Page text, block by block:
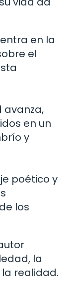
en la
el
avanza,
en un
y
poético y
los
la
realidad.